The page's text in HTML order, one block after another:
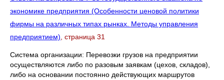
экономике предприятия (Особенности ценовой политики
фирмы на различных типах рынках. Методы управления
предприятием) , страница 31
Система организации: Перевозки грузов на предприятии
осуществляются либо по разовым заявкам (цехов, складов),
либо на основании постоянно действующих маршрутов